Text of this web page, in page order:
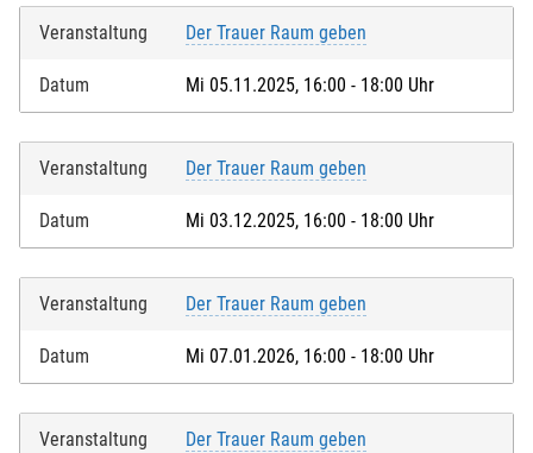
Veranstaltung Der Trauer Raum geben
Datum Mi 05.11.2025, 16:00 - 18:00 Uhr
Veranstaltung Der Trauer Raum geben
Datum Mi 03.12.2025, 16:00 - 18:00 Uhr
Veranstaltung Der Trauer Raum geben
Datum Mi 07.01.2026, 16:00 - 18:00 Uhr
Veranstaltung Der Trauer Raum geben